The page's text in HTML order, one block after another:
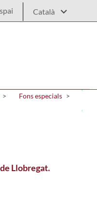
Fons especials
Llobregat.